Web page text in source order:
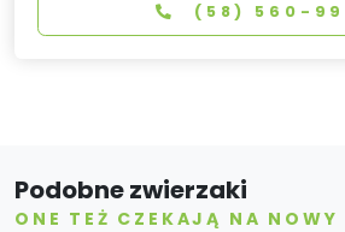
(58) 560-
Podobne zwierzaki
ONE TEŻ CZEKAJĄ NA NOWY